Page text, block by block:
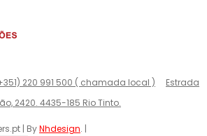
220 991 500 ( chamada local )
Estrada
2420. 4435-185 Rio Tinto.
| ByNhdesign. |